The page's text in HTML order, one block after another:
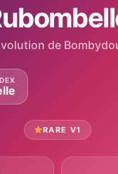
de
RARE V1